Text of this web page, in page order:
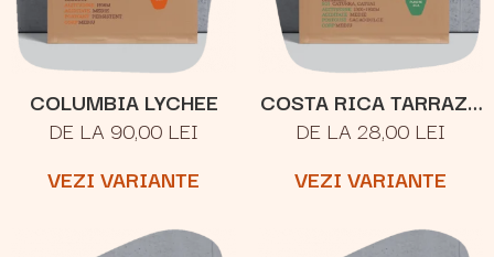
COLUMBIA LYCHEE
DE LA 90,00 LEI
VEZI VARIANTE
COSTA RICA TARRAZU
SAN RAFAEL
DE LA 28,00 LEI
VEZI VARIANTE